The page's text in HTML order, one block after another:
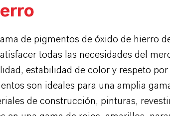
de pigmentos de óxido de hierro
todas las necesidades del
estabilidad de color y respeto
son ideales para una amplia
de construcción, pinturas,